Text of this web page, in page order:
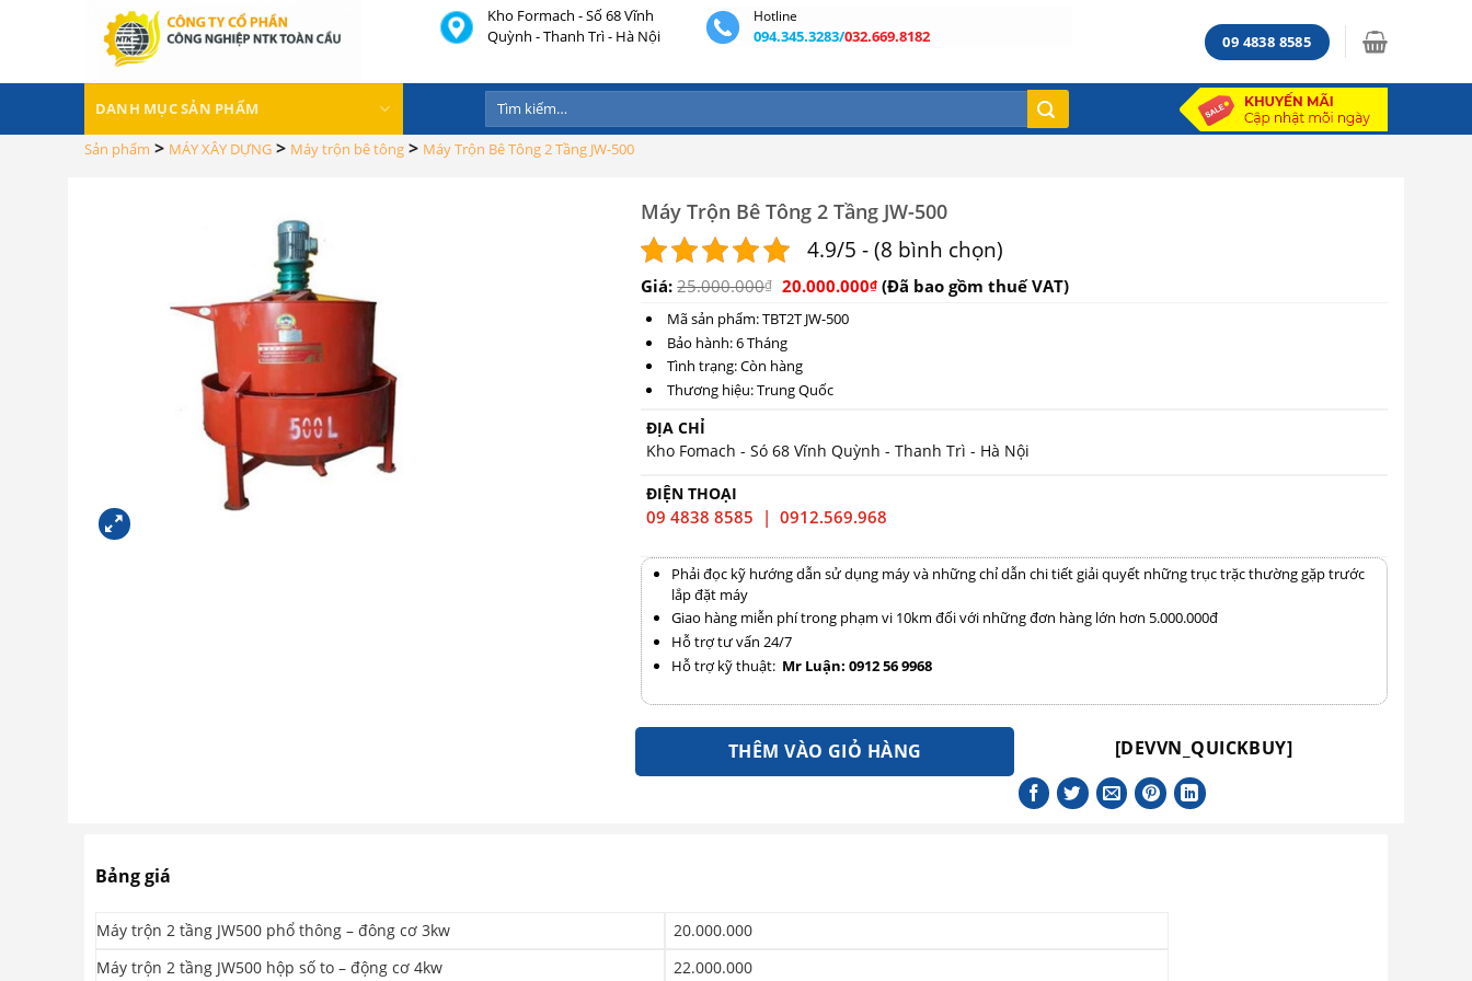
Kho Formach - Số 68 Vĩnh
Quỳnh - Thanh Trì - Hà Nội
Hotline
094.345.3283/032.669.8182 09 4838 8585
DANH MỤC SẢN PHẨM
Tìm
kiếm:
Sản phẩm > MÁY XÂY DỰNG > Máy trộn bê tông > Máy Trộn Bê Tông 2 Tầng JW-500
Máy Trộn Bê Tông 2 Tầng JW-500
4.9/5 - (8 bình chọn)
Giá:25.000.000₫ 20.000.000₫(Đã bao gồm thuế VAT)
Mã sản phẩm: TBT2T JW-500
Bảo hành: 6 Tháng
Tình trạng: Còn hàng
Thương hiệu: Trung Quốc
ĐỊA CHỈ
Kho Fomach - Só 68 Vĩnh Quỳnh - Thanh Trì - Hà Nội
ĐIỆN THOẠI
09 4838 8585 | 0912.569.968
Phải đọc kỹ hướng dẫn sử dụng máy và những chỉ dẫn chi tiết giải quyết những trục trặc thường gặp trước
lắp đặt máy
Giao hàng miễn phí trong phạm vi 10km đối với những đơn hàng lớn hơn 5.000.000đ
Hỗ trợ tư vấn 24/7
Hỗ trợ kỹ thuật: Mr Luận: 0912 56 9968
THÊM VÀO GIỎ HÀNG [DEVVN_QUICKBUY]
Bảng giá
Máy trộn 2 tầng JW500 phổ thông – đông cơ 3kw
20.000.000
Máy trộn 2 tầng JW500 hộp số to – động cơ 4kw
22.000.000